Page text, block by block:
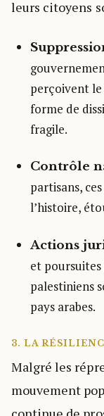
leurs citoyens
perçoivent le
forme de
fragile.
Contrôle
partisans,
l’histoire,
Actions
et
palestiniens
pays arabes.
3. LA
Malgré les
mouvement